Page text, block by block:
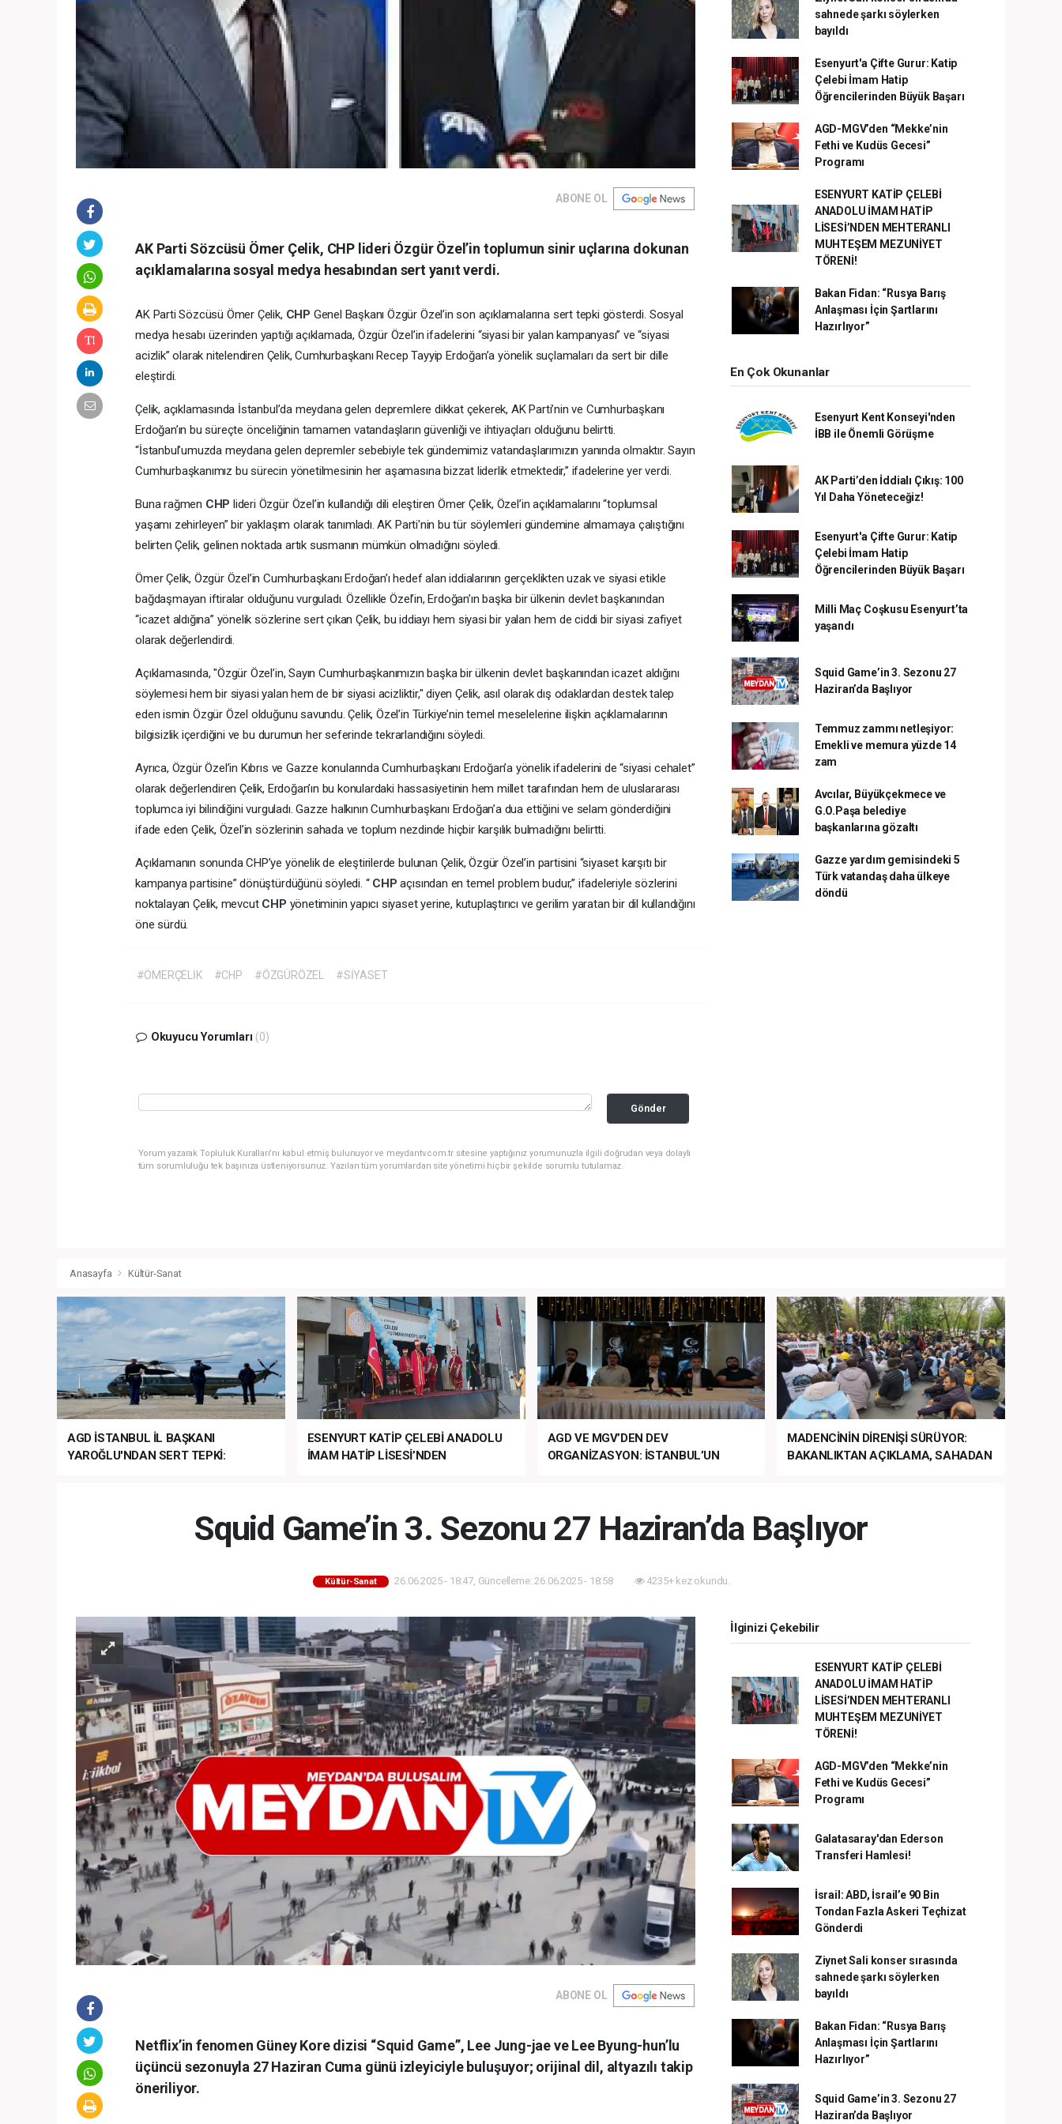
ABONE OL
AK Parti Sözcüsü Ömer Çelik, CHP lideri Özgür Özel’in toplumun sinir uçlarına dokunan
açıklamalarına sosyal medya hesabından sert yanıt verdi.
AK Parti Sözcüsü Ömer Çelik, CHP Genel Başkanı Özgür Özel’in son açıklamalarına sert tepki gösterdi. Sosyal
medya hesabı üzerinden yaptığı açıklamada, Özgür Özel’in ifadelerini “siyasi bir yalan kampanyası” ve “siyasi
acizlik” olarak nitelendiren Çelik, Cumhurbaşkanı Recep Tayyip Erdoğan’a yönelik suçlamaları da sert bir dille
eleştirdi.
Çelik, açıklamasında İstanbul’da meydana gelen depremlere dikkat çekerek, AK Parti’nin ve Cumhurbaşkanı
Erdoğan’ın bu süreçte önceliğinin tamamen vatandaşların güvenliği ve ihtiyaçları olduğunu belirtti.
“İstanbul’umuzda meydana gelen depremler sebebiyle tek gündemimiz vatandaşlarımızın yanında olmaktır. Sayın
Cumhurbaşkanımız bu sürecin yönetilmesinin her aşamasına bizzat liderlik etmektedir,” ifadelerine yer verdi.
Buna rağmen CHPlideri Özgür Özel’in kullandığı dili eleştiren Ömer Çelik, Özel’in açıklamalarını “toplumsal
yaşamı zehirleyen” bir yaklaşım olarak tanımladı. AK Parti'nin bu tür söylemleri gündemine almamaya çalıştığını
belirten Çelik, gelinen noktada artık susmanın mümkün olmadığını söyledi.
Ömer Çelik, Özgür Özel’in Cumhurbaşkanı Erdoğan’ı hedef alan iddialarının gerçeklikten uzak ve siyasi etikle
bağdaşmayan iftiralar olduğunu vurguladı. Özellikle Özel’in, Erdoğan’ın başka bir ülkenin devlet başkanından
“icazet aldığına” yönelik sözlerine sert çıkan Çelik, bu iddiayı hem siyasi bir yalan hem de ciddi bir siyasi zafiyet
olarak değerlendirdi.
Açıklamasında, "Özgür Özel’in, Sayın Cumhurbaşkanımızın başka bir ülkenin devlet başkanından icazet aldığını
söylemesi hem bir siyasi yalan hem de bir siyasi acizliktir," diyen Çelik, asıl olarak dış odaklardan destek talep
eden ismin Özgür Özel olduğunu savundu. Çelik, Özel’in Türkiye’nin temel meselelerine ilişkin açıklamalarının
bilgisizlik içerdiğini ve bu durumun her seferinde tekrarlandığını söyledi.
Ayrıca, Özgür Özel’in Kıbrıs ve Gazze konularında Cumhurbaşkanı Erdoğan’a yönelik ifadelerini de “siyasi cehalet”
olarak değerlendiren Çelik, Erdoğan’ın bu konulardaki hassasiyetinin hem millet tarafından hem de uluslararası
toplumca iyi bilindiğini vurguladı. Gazze halkının Cumhurbaşkanı Erdoğan’a dua ettiğini ve selam gönderdiğini
ifade eden Çelik, Özel’in sözlerinin sahada ve toplum nezdinde hiçbir karşılık bulmadığını belirtti.
Açıklamanın sonunda CHP’ye yönelik de eleştirilerde bulunan Çelik, Özgür Özel’in partisini “siyaset karşıtı bir
kampanya partisine” dönüştürdüğünü söyledi. “ CHPaçısından en temel problem budur,” ifadeleriyle sözlerini
noktalayan Çelik, mevcut CHP yönetiminin yapıcı siyaset yerine, kutuplaştırıcı ve gerilim yaratan bir dil kullandığını
öne sürdü.
#ÖMERÇELİK #CHP #ÖZGÜRÖZEL #SİYASET
Okuyucu Yorumları (0)
Gönder
Yorum yazarak Topluluk Kuralları’nı kabul etmiş bulunuyor ve meydantv.com.tr sitesine yaptığınız yorumunuzla ilgili doğrudan veya dolaylı
tüm sorumluluğu tek başınıza üstleniyorsunuz. Yazılan tüm yorumlardan site yönetimi hiçbir şekilde sorumlu tutulamaz.
sahnede şarkı söylerken
bayıldı
Esenyurt'a Çifte Gurur: Katip
Çelebi İmam Hatip
Öğrencilerinden Büyük Başarı
AGD-MGV’den “Mekke’nin
Fethi ve Kudüs Gecesi”
Programı
ESENYURT KATİP ÇELEBİ
ANADOLU İMAM HATİP
LİSESİ’NDEN MEHTERANLI
MUHTEŞEM MEZUNİYET
TÖRENİ!
Bakan Fidan: “Rusya Barış
Anlaşması İçin Şartlarını
Hazırlıyor”
En Çok Okunanlar
Esenyurt Kent Konseyi'nden
İBB ile Önemli Görüşme
AK Parti’den İddialı Çıkış: 100
Yıl Daha Yöneteceğiz!
Esenyurt'a Çifte Gurur: Katip
Çelebi İmam Hatip
Öğrencilerinden Büyük Başarı
Milli Maç Coşkusu Esenyurt’ta
yaşandı
Squid Game’in 3. Sezonu 27
Haziran’da Başlıyor
Temmuz zammı netleşiyor:
Emekli ve memura yüzde 14
zam
Avcılar, Büyükçekmece ve
G.O.Paşa belediye
başkanlarına gözaltı
Gazze yardım gemisindeki 5
Türk vatandaş daha ülkeye
döndü
Anasayfa Kültür-Sanat
AGD İSTANBUL İL BAŞKANI
YAROĞLU'NDAN SERT TEPKİ:
ESENYURT KATİP ÇELEBİ ANADOLU
İMAM HATİP LİSESİ’NDEN
AGD VE MGV’DEN DEV
ORGANİZASYON: İSTANBUL’UN
MADENCİNİN DİRENİŞİ SÜRÜYOR:
BAKANLIKTAN AÇIKLAMA, SAHADAN
Squid Game’in 3. Sezonu 27 Haziran’da Başlıyor
Kültür-Sanat 26.06.2025 - 18:47, Güncelleme: 26.06.2025 - 18:58 4235+ kez okundu.
ABONE OL
Netflix’in fenomen Güney Kore dizisi “Squid Game”, Lee Jung-jae ve Lee Byung-hun’lu
üçüncü sezonuyla 27 Haziran Cuma günü izleyiciyle buluşuyor; orijinal dil, altyazılı takip
öneriliyor.
İlginizi Çekebilir
ESENYURT KATİP ÇELEBİ
ANADOLU İMAM HATİP
LİSESİ’NDEN MEHTERANLI
MUHTEŞEM MEZUNİYET
TÖRENİ!
AGD-MGV’den “Mekke’nin
Fethi ve Kudüs Gecesi”
Programı
Galatasaray'dan Ederson
Transferi Hamlesi!
İsrail: ABD, İsrail’e 90 Bin
Tondan Fazla Askeri Teçhizat
Gönderdi
Ziynet Sali konser sırasında
sahnede şarkı söylerken
bayıldı
Bakan Fidan: “Rusya Barış
Anlaşması İçin Şartlarını
Hazırlıyor”
Squid Game’in 3. Sezonu 27
Haziran’da Başlıyor